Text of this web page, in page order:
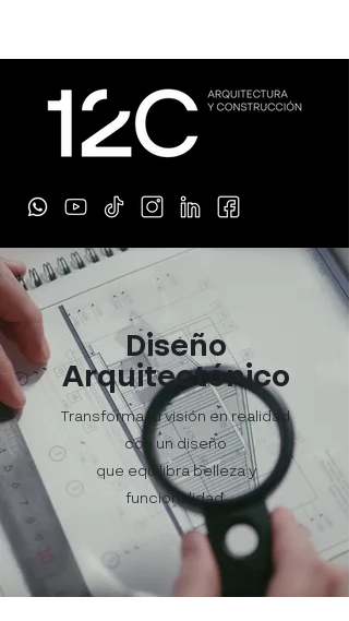
Diseño
Arquitectónico
Transforma tu visión en realidad
con un diseño
que equilibra belleza y
funcionalidad.